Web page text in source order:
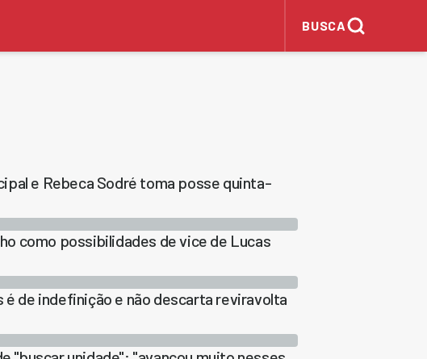
BUSCA
e Rebeca Sodré toma posse quinta-
como possibilidades de vice de Lucas
de indefinição e não descarta reviravolta